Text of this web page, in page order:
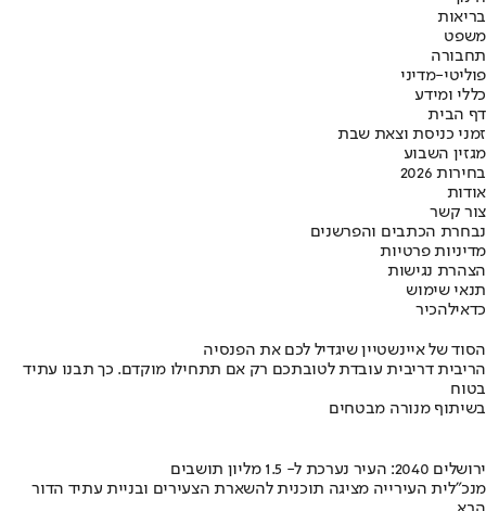
בריאות
משפט
תחבורה
פוליטי-מדיני
כללי ומידע
דף הבית
זמני כניסת וצאת שבת
מגזין השבוע
בחירות 2026
אודות
צור קשר
נבחרת הכתבים והפרשנים
מדיניות פרטיות
הצהרת נגישות
תנאי שימוש
כדאילהכיר
הסוד של איינשטיין שיגדיל לכם את הפנסיה
הריבית דריבית עובדת לטובתכם רק אם תתחילו מוקדם. כך תבנו עתיד
בטוח
בשיתוף מנורה מבטחים
ירושלים 2040: העיר נערכת ל- 1.5 מליון תושבים
מנכ"לית העירייה מציגה תוכנית להשארת הצעירים ובניית עתיד הדור